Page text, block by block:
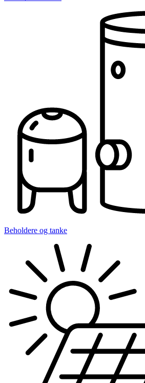
Beholdere og tanke